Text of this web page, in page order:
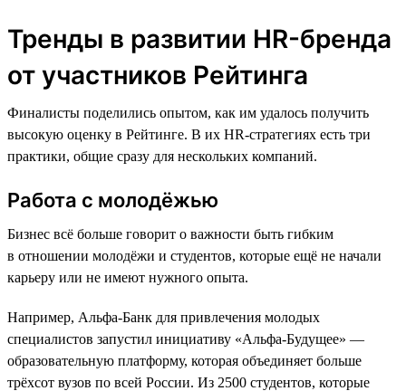
Тренды в развитии HR-бренда
от участников Рейтинга
Финалисты поделились опытом, как им удалось получить
высокую оценку в Рейтинге. В их HR-стратегиях есть три
практики, общие сразу для нескольких компаний.
Работа с молодёжью
Бизнес всё больше говорит о важности быть гибким
в отношении молодёжи и студентов, которые ещё не начали
карьеру или не имеют нужного опыта.
Например, Альфа-Банк для привлечения молодых
специалистов запустил инициативу «Альфа-Будущее» —
образовательную платформу, которая объединяет больше
трёхсот вузов по всей России. Из 2500 студентов, которые